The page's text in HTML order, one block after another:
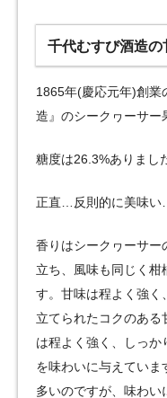
千代むすび酒造
1865年(慶応元年)創業
造』のシークヮーサー
糖度は26.3%ありまし
正直…反則的に美味い
香りはシークヮーサー
立ち、風味も同じく柑
す。甘味は程よく強く
立てられたコクのあ
は程よく強く、しっか
を味わいに与えていま
多いのですが、味わ